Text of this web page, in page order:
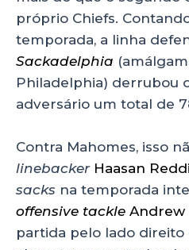
próprio Chiefs.
temporada, a linha
Sackadelphia
Philadelphia) derrubou
adversário um total de
Contra Mahomes, isso
linebacker Haasan
sacks na temporada
offensive tackle Andrew
partida pelo lado direito